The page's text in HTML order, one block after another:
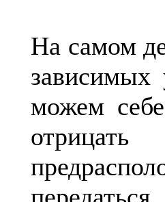
На самом
можем